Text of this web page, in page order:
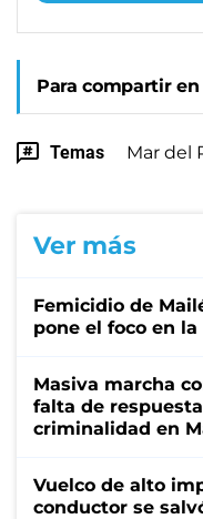
Para compartir en
Temas Mar del
Ver más
Femicidio de
pone el foco en
Masiva marcha
falta de
criminalidad en
Vuelco de alto
conductor se